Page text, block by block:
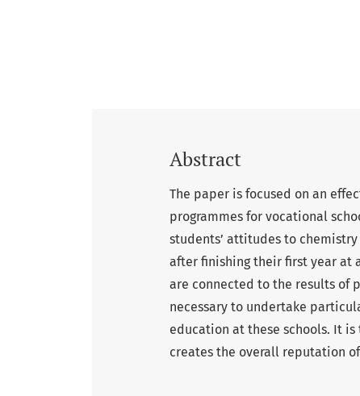
Abstract
The paper is focused on an
programmes for vocational
students’ attitudes to
after finishing their first year at
are connected to the results of
necessary to undertake
education at these schools. It
creates the overall reputation